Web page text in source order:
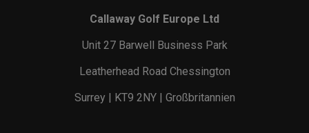
Callaway Golf Europe Ltd
Unit 27 Barwell Business Park
Leatherhead Road Chessington
Surrey | KT9 2NY | Großbritannien